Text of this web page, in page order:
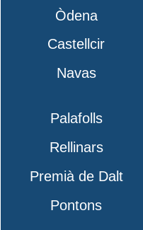
Òdena
Castellcir
Navas
Palafolls
Rellinars
Premià de Dalt
Pontons